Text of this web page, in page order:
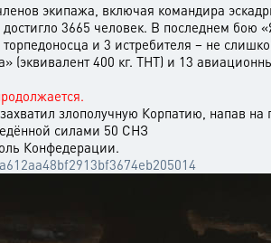
экипажа, включая командира
3665 человек. В последнем бою
и 3 истребителя – не
(эквивалент 400 кг. ТНТ) и 13
злополучную Корпатию, напав на
силами 50 СНЗ
Конфедерации.